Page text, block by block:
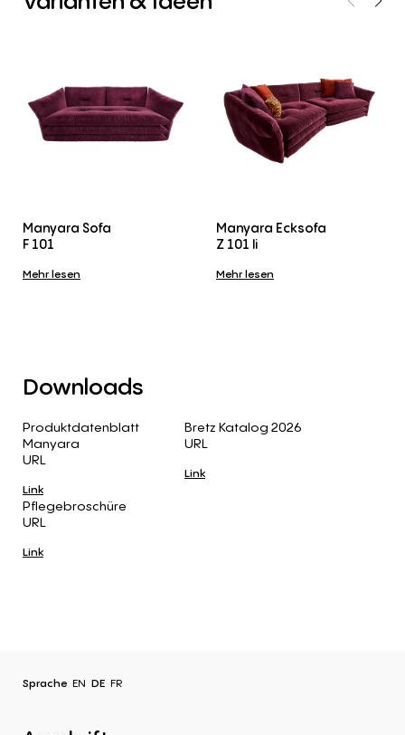
Manyara Sofa
F 101
Mehr lesen
Manyara Ecksofa
Z 101 li
Mehr lesen
Downloads
Produktdatenblatt
Manyara
URL
Link
Bretz Katalog 2026
URL
Link
Pflegebroschüre
URL
Link
Sprache EN DE FR